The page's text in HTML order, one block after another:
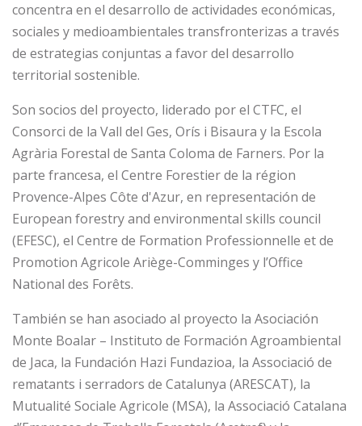
concentra en el desarrollo de actividades económicas,
sociales y medioambientales transfronterizas a través
de estrategias conjuntas a favor del desarrollo
territorial sostenible.
Son socios del proyecto, liderado por el CTFC, el
Consorci de la Vall del Ges, Orís i Bisaura y la Escola
Agrària Forestal de Santa Coloma de Farners. Por la
parte francesa, el Centre Forestier de la région
Provence-Alpes Côte d'Azur, en representación de
European forestry and environmental skills council
(EFESC), el Centre de Formation Professionnelle et de
Promotion Agricole Ariège-Comminges y l’Office
National des Forêts.
También se han asociado al proyecto la Asociación
Monte Boalar – Instituto de Formación Agroambiental
de Jaca, la Fundación Hazi Fundazioa, la Associació de
rematants i serradors de Catalunya (ARESCAT), la
Mutualité Sociale Agricole (MSA), la Associació Catalana